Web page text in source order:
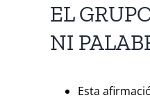
EL
NI
Esta